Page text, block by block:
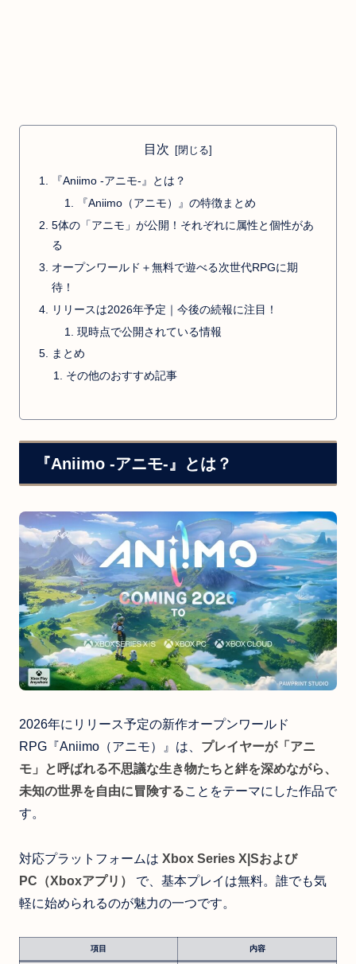
目次
『Aniimo -アニモ-』とは？
『Aniimo（アニモ）』の特徴まとめ
5体の「アニモ」が公開！それぞれに属性と個性があ
る
オープンワールド＋無料で遊べる次世代RPGに期
待！
リリースは2026年予定｜今後の続報に注目！
現時点で公開されている情報
まとめ
その他のおすすめ記事
『Aniimo -アニモ-』とは？
2026年にリリース予定の新作オープンワールド
RPG『Aniimo（アニモ）』は、 プレイヤーが「アニ
モ」と呼ばれる不思議な生き物たちと絆を深めながら、
未知の世界を自由に冒険することをテーマにした作品で
す。
対応プラットフォームは Xbox Series X|Sおよび
PC（Xboxアプリ）
で、基本プレイは無料。誰でも気
軽に始められるのが魅力の一つです。
項目 内容